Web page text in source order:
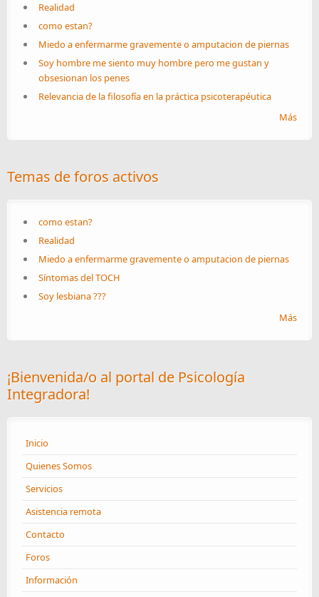
Realidad
como estan?
Miedo a enfermarme gravemente o amputacion de piernas
Soy hombre me siento muy hombre pero me gustan y
obsesionan los penes
Relevancia de la filosofía en la práctica psicoterapéutica
Más
Temas de foros activos
como estan?
Realidad
Miedo a enfermarme gravemente o amputacion de piernas
Síntomas del TOCH
Soy lesbiana ???
Más
¡Bienvenida/o al portal de Psicología
Integradora!
Inicio
Quienes Somos
Servicios
Asistencia remota
Contacto
Foros
Información